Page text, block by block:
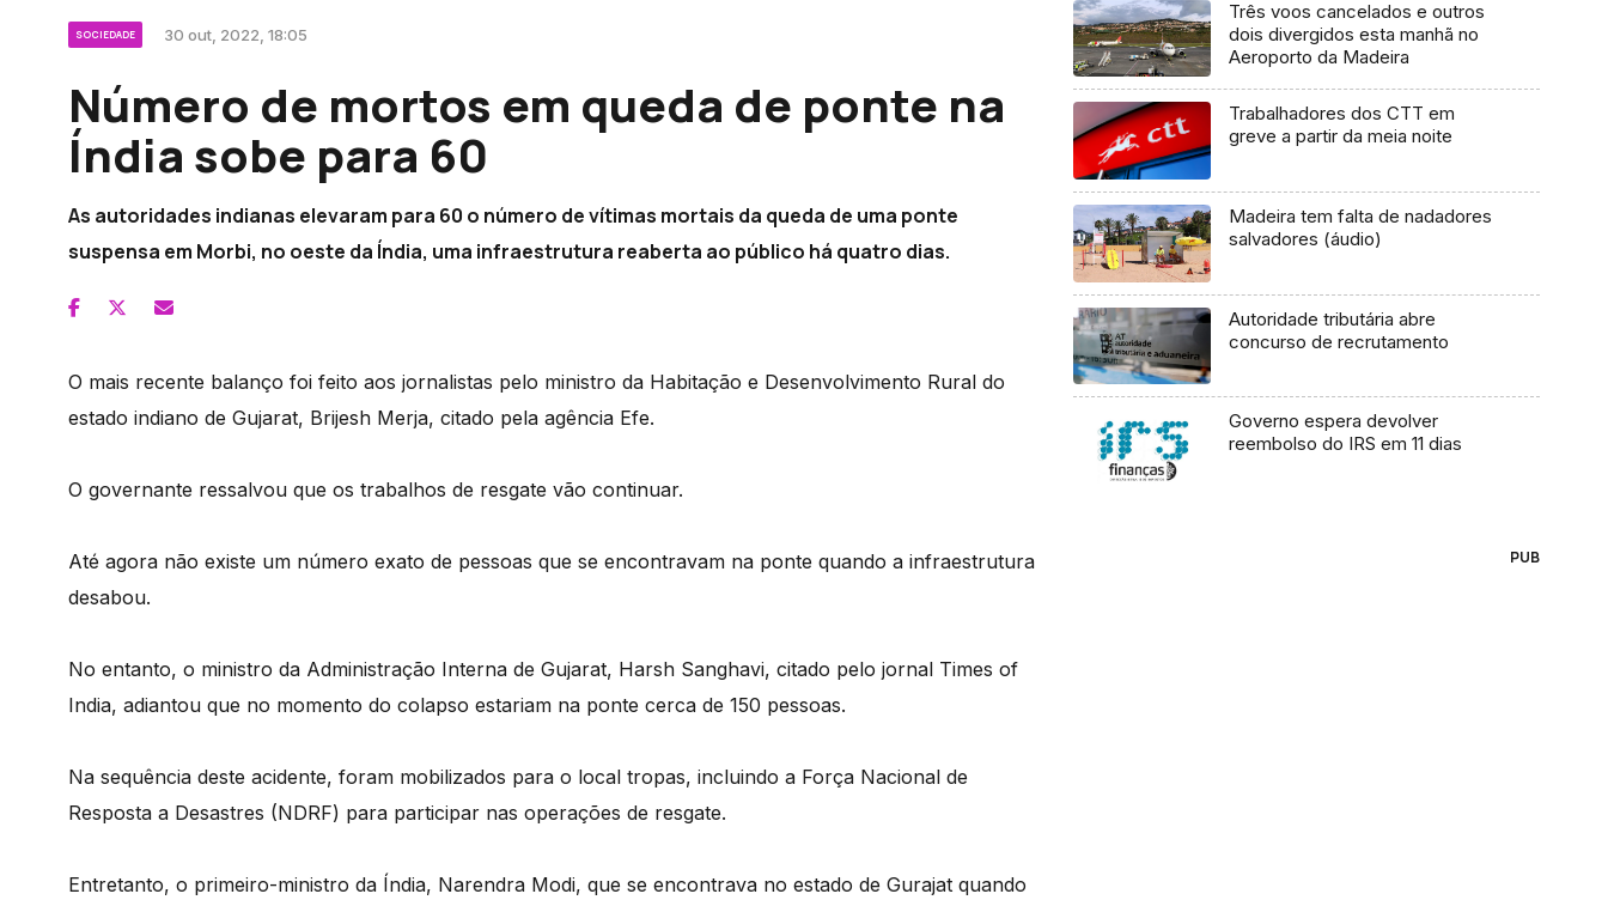
SOCIEDADE 30 out, 2022, 18:05
Número de mortos em queda de ponte na
Índia sobe para 60
As autoridades indianas elevaram para 60 o número de vítimas mortais da queda de uma ponte
suspensa em Morbi, no oeste da Índia, uma infraestrutura reaberta ao público há quatro dias.
O mais recente balanço foi feito aos jornalistas pelo ministro da Habitação e Desenvolvimento Rural do
estado indiano de Gujarat, Brijesh Merja, citado pela agência Efe.
O governante ressalvou que os trabalhos de resgate vão continuar.
Até agora não existe um número exato de pessoas que se encontravam na ponte quando a infraestrutura
desabou.
No entanto, o ministro da Administração Interna de Gujarat, Harsh Sanghavi, citado pelo jornal Times of
India, adiantou que no momento do colapso estariam na ponte cerca de 150 pessoas.
Na sequência deste acidente, foram mobilizados para o local tropas, incluindo a Força Nacional de
Resposta a Desastres (NDRF) para participar nas operações de resgate.
Entretanto, o primeiro-ministro da Índia, Narendra Modi, que se encontrava no estado de Gurajat quando
Três voos cancelados e outros
dois divergidos esta manhã no
Aeroporto da Madeira
Trabalhadores dos CTT em
greve a partir da meia noite
Madeira tem falta de nadadores
salvadores (áudio)
Autoridade tributária abre
concurso de recrutamento
Governo espera devolver
reembolso do IRS em 11 dias
PUB